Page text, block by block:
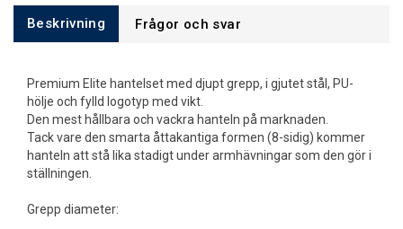
Beskrivning Frågor och svar
Premium Elite hantelset med djupt grepp, i gjutet stål, PU-
hölje och fylld logotyp med vikt.
Den mest hållbara och vackra hanteln på marknaden.
Tack vare den smarta åttakantiga formen (8-sidig) kommer
hanteln att stå lika stadigt under armhävningar som den gör i
ställningen.
Grepp diameter: